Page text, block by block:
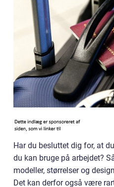
Har du besluttet dig for, at
du kan bruge på arbejdet?
modeller, størrelser og
Det kan derfor også være